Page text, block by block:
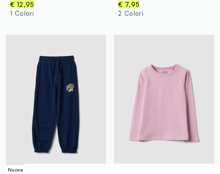
€ 12,95
1 Colori
€ 7,95
2 Colori
Nuova Collezione